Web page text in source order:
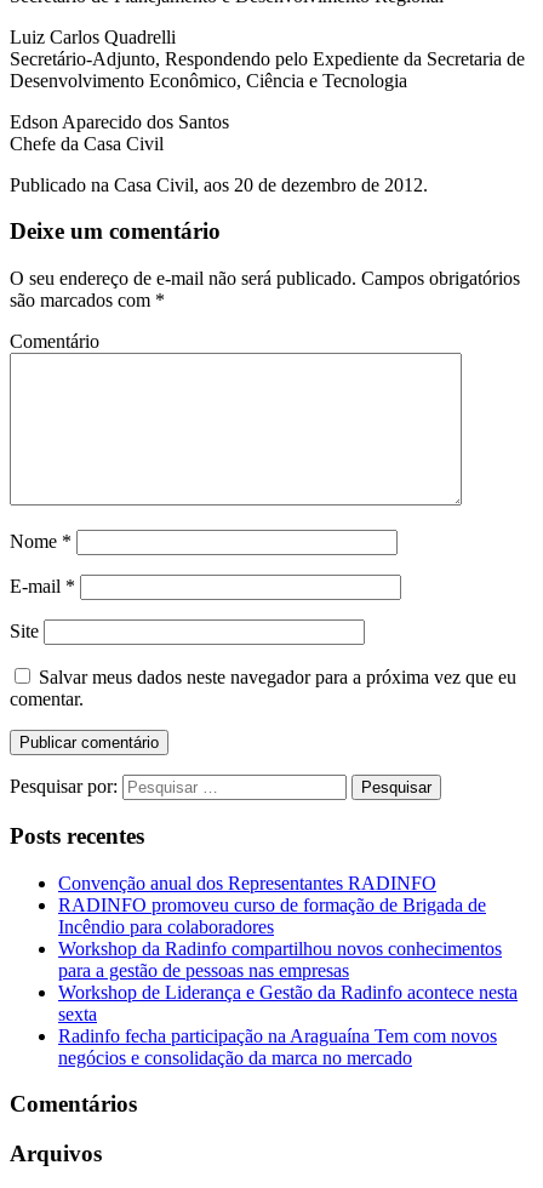
Luiz Carlos Quadrelli
Secretário-Adjunto, Respondendo pelo Expediente da Secretaria de
Desenvolvimento Econômico, Ciência e Tecnologia
Edson Aparecido dos Santos
Chefe da Casa Civil
Publicado na Casa Civil, aos 20 de dezembro de 2012.
Deixe um comentário
O seu endereço de e-mail não será publicado. Campos obrigatórios
são marcados com *
Comentário
Nome *
E-mail *
Site
Salvar meus dados neste navegador para a próxima vez que eu
comentar.
Pesquisar por:
Posts recentes
Convenção anual dos Representantes RADINFO
RADINFO promoveu curso de formação de Brigada de
Incêndio para colaboradores
Workshop da Radinfo compartilhou novos conhecimentos
para a gestão de pessoas nas empresas
Workshop de Liderança e Gestão da Radinfo acontece nesta
sexta
Radinfo fecha participação na Araguaína Tem com novos
negócios e consolidação da marca no mercado
Comentários
Arquivos